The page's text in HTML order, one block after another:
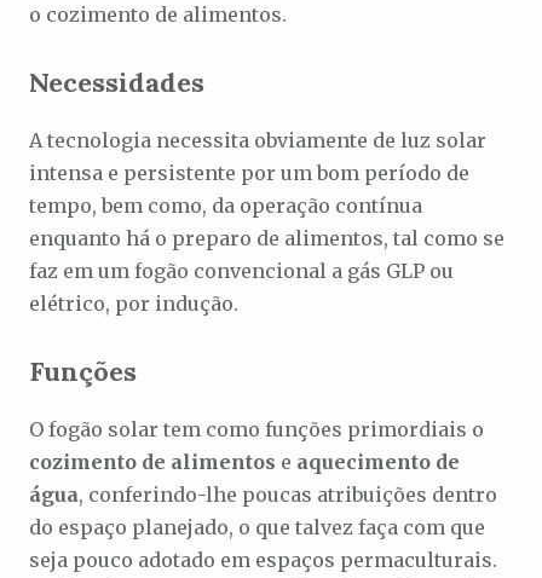
o cozimento de alimentos.
Necessidades
A tecnologia necessita obviamente de luz solar
intensa e persistente por um bom período de
tempo, bem como, da operação contínua
enquanto há o preparo de alimentos, tal como se
faz em um fogão convencional a gás GLP ou
elétrico, por indução.
Funções
O fogão solar tem como funções primordiais o
cozimento de alimentos e aquecimento de
água, conferindo-lhe poucas atribuições dentro
do espaço planejado, o que talvez faça com que
seja pouco adotado em espaços permaculturais.